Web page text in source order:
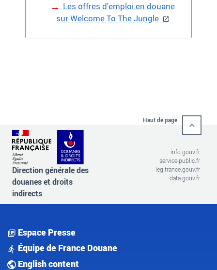
Les offres d'emploi en douane
sur Welcome To The Jungle
Haut de page
Direction générale des
douanes et droits
indirects
info.gouv.fr
service-public.fr
legifrance.gouv.fr
data.gouv.fr
Espace Presse
Équipe de France Douane
English content